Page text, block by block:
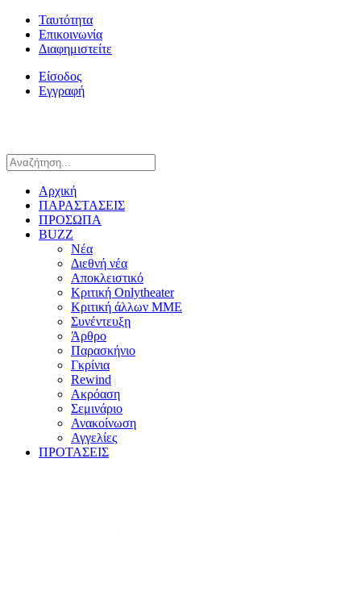
Ταυτότητα
Επικοινωνία
Διαφημιστείτε
Είσοδος
Εγγραφή
Αρχική
ΠΑΡΑΣΤΑΣΕΙΣ
ΠΡΟΣΩΠΑ
BUZZ
Νέα
Διεθνή νέα
Αποκλειστικό
Κριτική Onlytheater
Κριτική άλλων ΜΜΕ
Συνέντευξη
Άρθρο
Παρασκήνιο
Γκρίνια
Rewind
Ακρόαση
Σεμινάριο
Ανακοίνωση
Αγγελίες
ΠΡΟΤΑΣΕΙΣ